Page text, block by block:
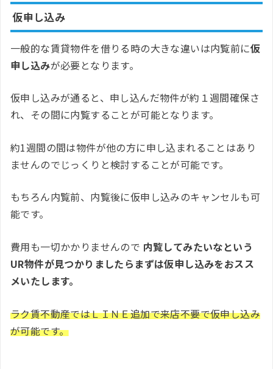
仮申し込み
一般的な賃貸物件を借りる時の大きな違いは内覧前に仮
申し込みが必要となります。
仮申し込みが通ると、申し込んだ物件が約１週間確保さ
れ、その間に内覧することが可能となります。
約1週間の間は物件が他の方に申し込まれることはあり
ませんのでじっくりと検討することが可能です。
もちろん内覧前、内覧後に仮申し込みのキャンセルも可
能です。
費用も一切かかりませんので 内覧してみたいなという
UR物件が見つかりましたらまずは仮申し込みをおスス
メいたします。
ラク賃不動産ではＬＩＮＥ追加で来店不要で仮申し込み
が可能です。